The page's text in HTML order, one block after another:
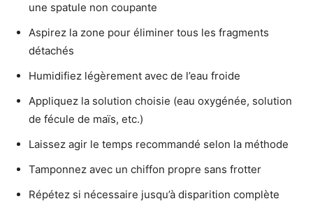
une spatule non coupante
Aspirez la zone pour éliminer tous les fragments
détachés
Humidifiez légèrement avec de l’eau froide
Appliquez la solution choisie (eau oxygénée, solution
de fécule de maïs, etc.)
Laissez agir le temps recommandé selon la méthode
Tamponnez avec un chiffon propre sans frotter
Répétez si nécessaire jusqu’à disparition complète